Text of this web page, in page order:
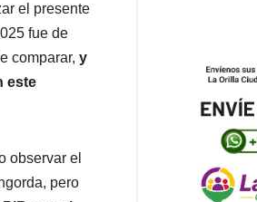
el presente
fue de
comparar, y
este
observar el
pero